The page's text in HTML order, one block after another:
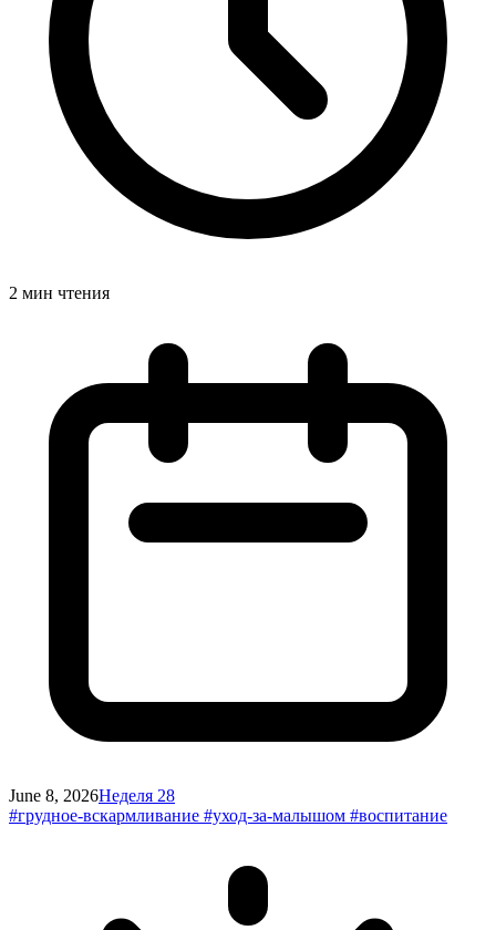
2 мин чтения
June 8, 2026Неделя 28
#грудное-вскармливание #уход-за-малышом #воспитание